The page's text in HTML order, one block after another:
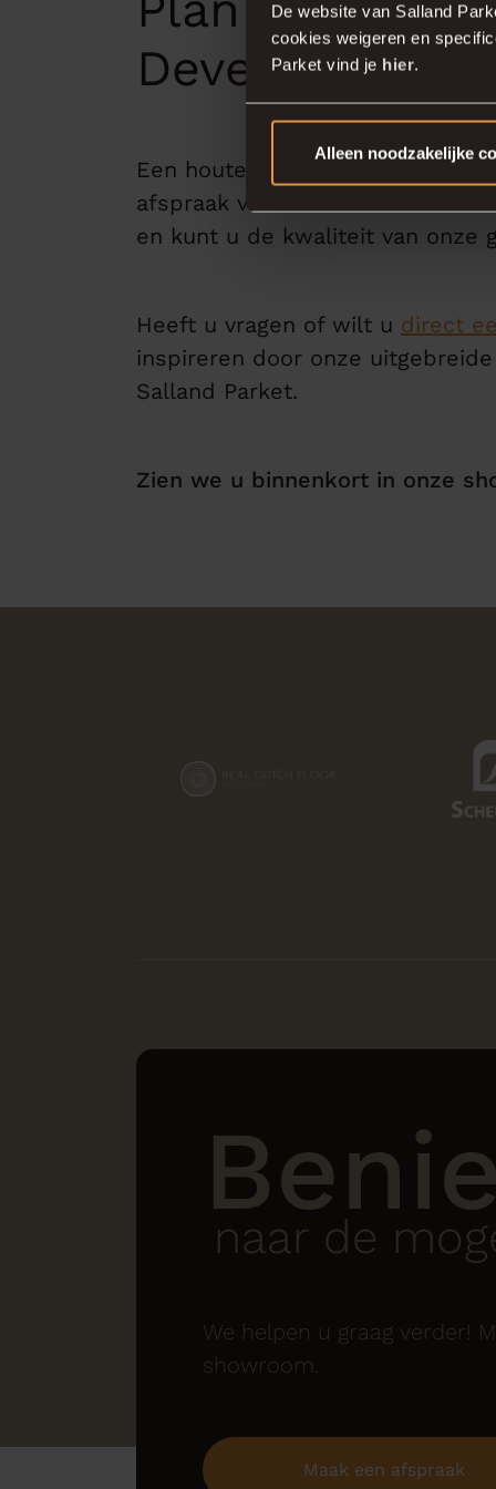
De website van Salland
cookies weigeren en
Parket vind je hier.
Alleen noodzakelijke
Deventer
Een houten vloer kiezen is een
afspraak via onze website om
en kunt u de kwaliteit van onze
Heeft u vragen of wilt u direct
inspireren door onze
Salland Parket.
Zien we u binnenkort in onze
naar de
We helpen u graag verder!
showroom.
Maak een afspraak